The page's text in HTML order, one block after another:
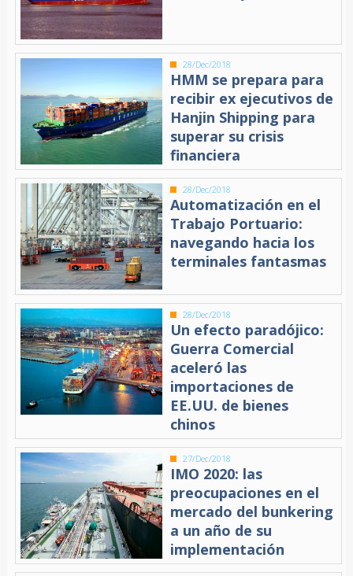
28/Dec/2018
HMM se prepara para
recibir ex ejecutivos de
Hanjin Shipping para
superar su crisis
financiera
28/Dec/2018
Automatización en el
Trabajo Portuario:
navegando hacia los
terminales fantasmas
28/Dec/2018
Un efecto paradójico:
Guerra Comercial
aceleró las
importaciones de
EE.UU. de bienes
chinos
27/Dec/2018
IMO 2020: las
preocupaciones en el
mercado del bunkering
a un año de su
implementación